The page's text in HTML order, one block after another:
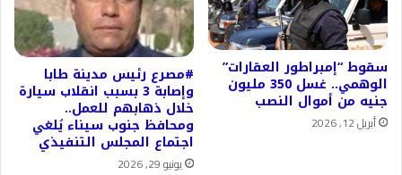
سقوط “إمبراطور العقارات”
الوهمي.. غسل 350 مليون
جنيه من أموال النصب
أبريل 12, 2026
#مصرع رئيس مدينة طابا
وإصابة 3 بسبب انقلاب سيارة
خلال ذهابهم للعمل..
ومحافظ جنوب سيناء يُلغي
اجتماع المجلس التنفيذي
يونيو 29, 2026